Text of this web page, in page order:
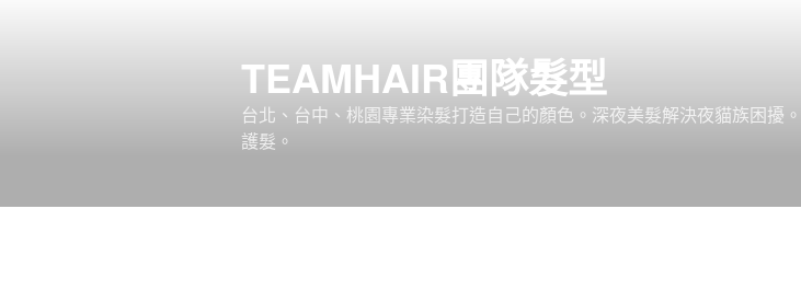
TEAMHAIR團隊髮型
台北、台中、桃園專業染髮打造自己的顏色。深夜美髮解決夜貓族困擾
護髮。